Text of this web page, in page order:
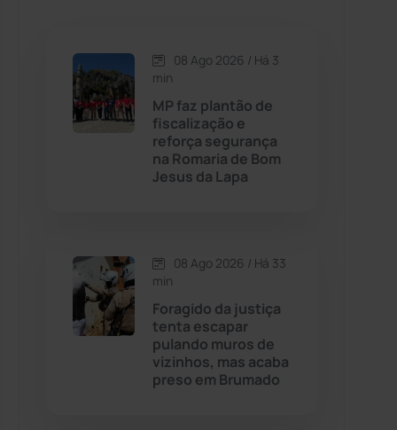
Caetité (1504)
Candiba
Cândido Sales (121)
Caturama
Chapada Diamantina (430)
08 Ago 2026 / Há 3
min
MP faz plantão de
fiscalização e
reforça segurança
na Romaria de Bom
Jesus da Lapa
08 Ago 2026 / Há 33
min
Foragido da justiça
tenta escapar
pulando muros de
vizinhos, mas acaba
preso em Brumado